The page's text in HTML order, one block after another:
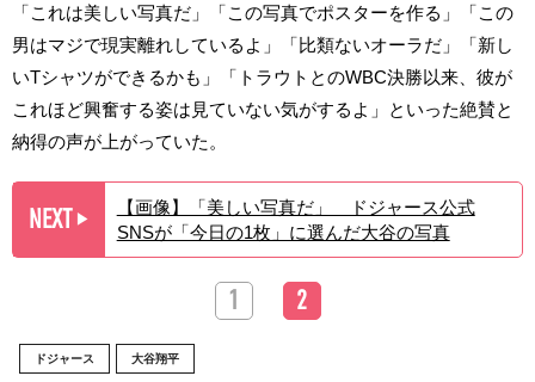
「これは美しい写真だ」「この写真でポスターを作る」「この
男はマジで現実離れしているよ」「比類ないオーラだ」「新し
いTシャツができるかも」「トラウトとのWBC決勝以来、彼が
これほど興奮する姿は見ていない気がするよ」といった絶賛と
納得の声が上がっていた。
NEXT ▶︎
【画像】「美しい写真だ」 ドジャース公式
SNSが「今日の1枚」に選んだ大谷の写真
1 2
ドジャース 大谷翔平